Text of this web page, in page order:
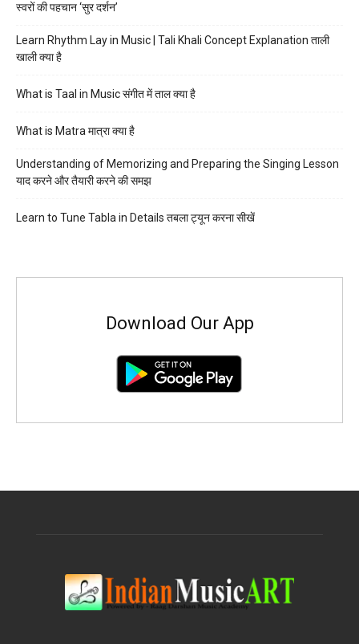
स्वरों की पहचान ‘सुर दर्शन’
Learn Rhythm Lay in Music | Tali Khali Concept Explanation ताली
खाली क्या है
What is Taal in Music संगीत में ताल क्या है
What is Matra मात्रा क्या है
Understanding of Memorizing and Preparing the Singing Lesson
याद करने और तैयारी करने की समझ
Learn to Tune Tabla in Details तबला ट्यून करना सीखें
Download Our App